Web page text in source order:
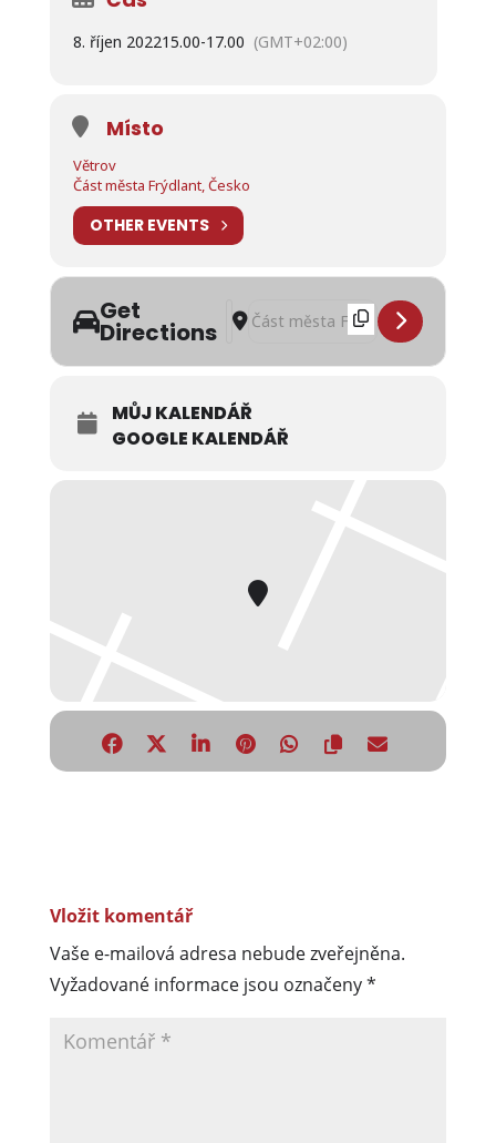
8. říjen 202215.00-17.00 (GMT+02:00)
Místo
Větrov
Část města Frýdlant, Česko
OTHER EVENTS
Get
Directions
Address - Větrovská drakiáda
Destination Address - Větrovská
MŮJ KALENDÁŘ
GOOGLE KALENDÁŘ
Vložit komentář
Vaše e-mailová adresa nebude zveřejněna.
Vyžadované informace jsou označeny*